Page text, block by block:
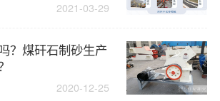
2021-03-29
？煤矸石制砂生产
2020-12-25